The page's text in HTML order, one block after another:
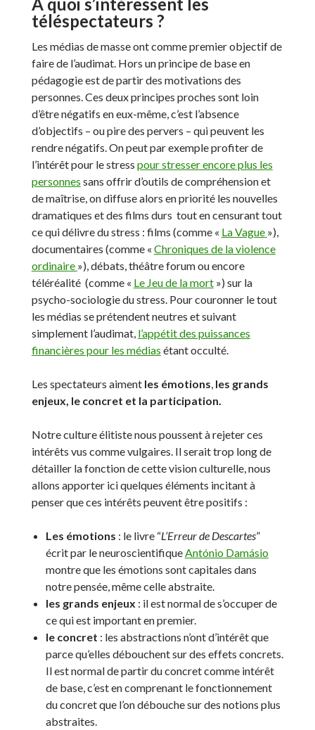
téléspectateurs ?
Les médias de masse ont comme premier objectif de
faire de l’audimat. Hors un principe de base en
pédagogie est de partir des motivations des
personnes. Ces deux principes proches sont loin
d’être négatifs en eux-même, c’est l’absence
d’objectifs – ou pire des pervers – qui peuvent les
rendre négatifs. On peut par exemple profiter de
l’intérêt pour le stress pour stresser encore plus les
personnes sans offrir d’outils de compréhension et
de maîtrise, on diffuse alors en priorité les nouvelles
dramatiques et des films durs tout en censurant tout
ce qui délivre du stress : films (comme « La Vague »),
documentaires (comme « Chroniques de la violence
ordinaire »), débats, théâtre forum ou encore
téléréalité (comme « Le Jeu de la mort») sur la
psycho-sociologie du stress. Pour couronner le tout
les médias se prétendent neutres et suivant
simplement l’audimat, l’appétit des puissances
financières pour les médias étant occulté.
Les spectateurs aiment les émotions les grands
enjeux, le concret et la participation.
Notre culture élitiste nous poussent à rejeter ces
intérêts vus comme vulgaires. Il serait trop long de
détailler la fonction de cette vision culturelle, nous
allons apporter ici quelques éléments incitant à
penser que ces intérêts peuvent être positifs :
Les émotions : le livre “L’Erreur de Descartes”
écrit par le neuroscientifique António Damásio
montre que les émotions sont capitales dans
notre pensée, même celle abstraite.
les grands enjeux : il est normal de s’occuper de
ce qui est important en premier.
le concret : les abstractions n’ont d’intérêt que
parce qu’elles débouchent sur des effets concrets.
Il est normal de partir du concret comme intérêt
de base, c’est en comprenant le fonctionnement
du concret que l’on débouche sur des notions plus
abstraites.